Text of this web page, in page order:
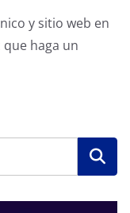
y sitio web en
haga un